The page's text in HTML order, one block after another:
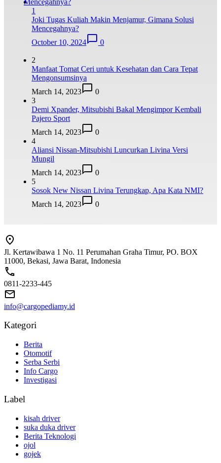
1
Joki Tugas Kuliah Makin Menjamur, Gimana Solusi
Mencegahnya?
October 10, 2024
0
2
Manfaat Tomat Ceri untuk Kesehatan dan Cara Tepat
Mengonsumsinya
March 14, 2023
0
3
Demi Xpander, Mitsubishi Bakal Mengimpor Kembali
Pajero Sport
March 14, 2023
0
4
Aliansi Nissan-Mitsubishi Luncurkan Livina Versi
Mungil
March 14, 2023
0
5
Sosok New Nissan Livina Terungkap, Apa Kata NMI?
March 14, 2023
0
Jl. Kertawibawa 1 No. 11 Perumahan Graha Timur, PO. BOX
11000, Bekasi, Jawa Barat, Indonesia
0811-2233-445
info@cargopediamy.id
Kategori
Berita
Otomotif
Serba Serbi
Info Cargo
Investigasi
Label
kisah driver
suka duka driver
Berita Teknologi
ojol
gojek